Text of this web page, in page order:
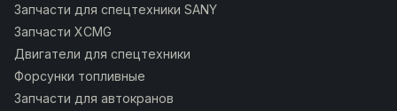
Запчасти для спецтехники SANY
Запчасти XCMG
Двигатели для спецтехники
Форсунки топливные
Запчасти для автокранов